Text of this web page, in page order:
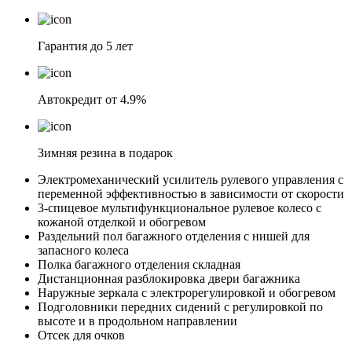
Гарантия до 5 лет
Автокредит от 4.9%
Зимняя резина в подарок
Электромеханический усилитель рулевого управления с
переменной эффективностью в зависимости от скорости
3-спицевое мультифункциональное рулевое колесо с
кожаной отделкой и обогревом
Раздельний пол багажного отделения с нишей для
запасного колеса
Полка багажного отделения складная
Дистанционная разблокировка двери багажника
Наружные зеркала с электрорегулировкой и обогревом
Подголовники передних сидений с регулировкой по
высоте и в продольном направлении
Отсек для очков